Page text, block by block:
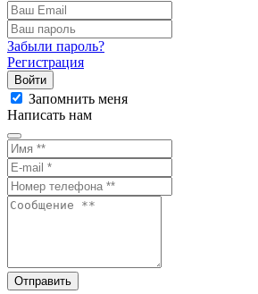
Забыли пароль?
Регистрация
Войти
Запомнить меня
Написать нам
Отправить